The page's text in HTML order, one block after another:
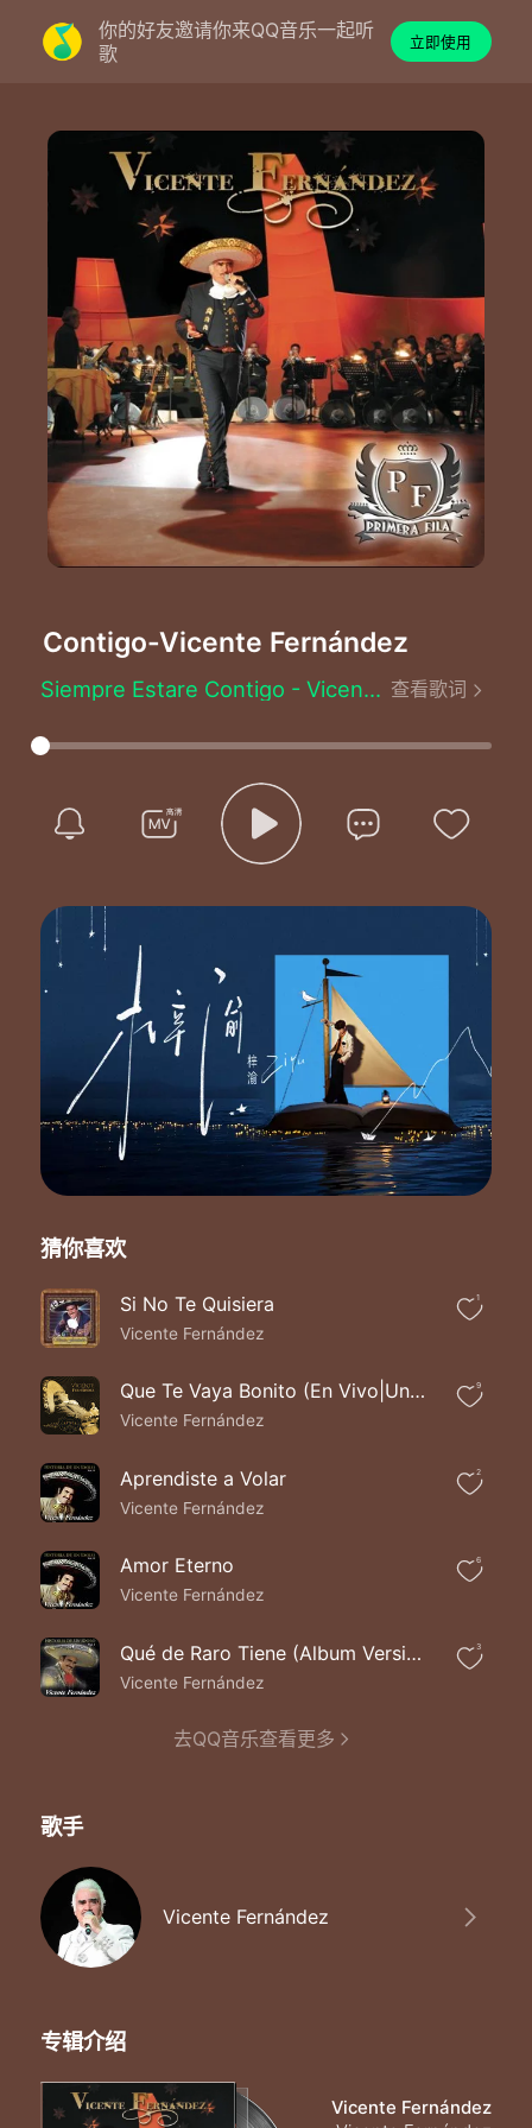
你的好友邀请你来QQ音乐一起听
歌
立即使用
Contigo-Vicente Fernández
Siempre Estare Contigo - Vicente Fernández
Siempre estaré contigo
Contigo contigo
Como amante o como amigo
Quiero estar siempre contigo
Siempre estaré contigo
Soñando pensando
Yo tu llanto en la amargura
Las veces que fracases
Quiero estar siempre contigo
Si del sol calor consigo
Por favor que estés conmigo
Cuando te encuentres triste
Por la luna que perdiste
Quiero estas siempre contigo
Porque solo tú me diste amor
Las veces que fracases
Quiero estar siempre contigo
Si del sol calor consigo
Por favor que estés conmigo
Por la luna que perdiste
Porque solo tú me diste amor
查看歌词
猜你喜欢
Si No Te Quisiera
Vicente Fernández
1
Que Te Vaya Bonito (En Vivo|Un Azteca en el Azteca)
Vicente Fernández
9
Aprendiste a Volar
Vicente Fernández
2
Amor Eterno
Vicente Fernández
6
Qué de Raro Tiene (Album Version)
Vicente Fernández
3
去QQ音乐查看更多
歌手
Vicente Fernández
专辑介绍
Vicente Fernández